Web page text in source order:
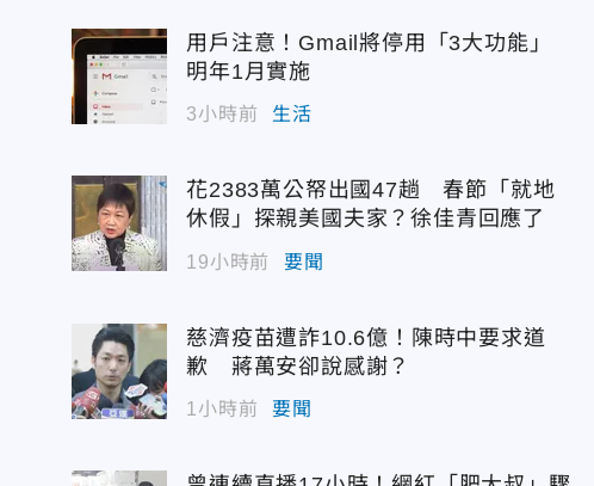
用戶注意！Gmail將停用「3大功能」
明年1月實施
3小時前 生活
花2383萬公帑出國47趟 春節「就地
休假」探親美國夫家？徐佳青回應了
19小時前 要聞
慈濟疫苗遭詐10.6億！陳時中要求道
歉 蔣萬安卻說感謝？
1小時前 要聞